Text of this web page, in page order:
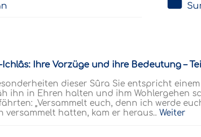
Ichlâs: Ihre Vorzüge und ihre Bedeutung –
dieser Sûra Sie entspricht
ihn in Ehren halten und ihm Wohlergehen
„Versammelt euch, denn ich werde
versammelt hatten, kam er heraus..Weiter